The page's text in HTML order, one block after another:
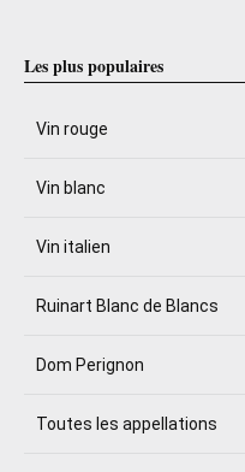
Les plus populaires
Vin rouge
Vin blanc
Vin italien
Ruinart Blanc de Blancs
Dom Perignon
Toutes les appellations